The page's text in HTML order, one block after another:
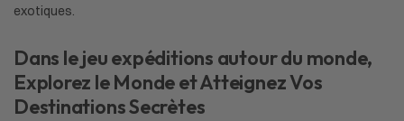
exotiques.
Dans le jeu expéditions autour du monde,
Explorez le Monde et Atteignez Vos
Destinations Secrètes